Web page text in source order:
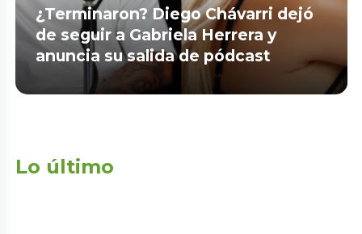
¿Terminaron? Diego Chávarri dejó
de seguir a Gabriela Herrera y
anuncia su salida de pódcast
Lo último